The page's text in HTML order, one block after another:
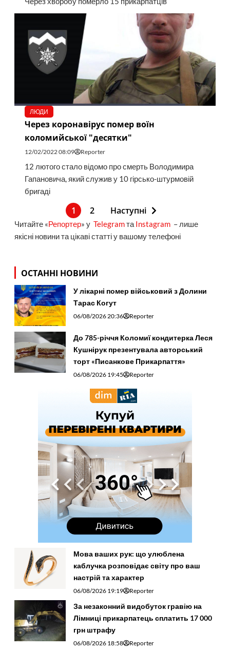
ЛЮДИ
Через коронавірус помер воїн
коломийської "десятки"
12/02/2022 08:09 Reporter
12 лютого стало відомо про смерть Володимира
Гапановича, який служив у 10 гірсько-штурмовій
бригаді
1 2 Наступні
Читайте «Репортер» у Telegramта Instagram– лише
якісні новини та цікаві статті у вашому телефоні
ОСТАННІ НОВИНИ
У лікарні помер військовий з Долини
Тарас Когут
06/08/2026 20:36 Reporter
До 785-річчя Коломиї кондитерка Леся
Кушнірук презентувала авторський
торт «Писанкове Прикарпаття»
06/08/2026 19:45 Reporter
Мова ваших рук: що улюблена
каблучка розповідає світу про ваш
настрій та характер
06/08/2026 19:19 Reporter
За незаконний видобуток гравію на
Лімниці прикарпатець сплатить 17 000
грн штрафу
06/08/2026 18:58 Reporter